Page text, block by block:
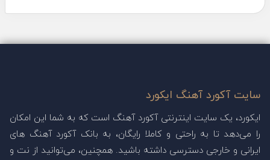
سایت آکورد آهنگ ایکورد
ایکورد، یک سایت اینترنتی آکورد آهنگ است که به شما این امکان
را می‌دهد تا به راحتی و کاملا رایگان، به بانک آکورد آهنگ های
ایرانی و خارجی دسترسی داشته باشید. همچنین، می‌توانید از نت و